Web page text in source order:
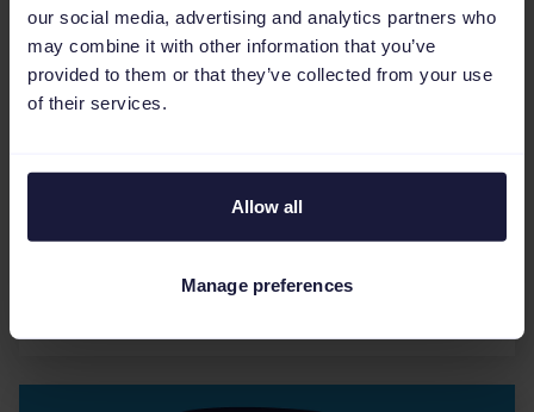
our social media, advertising and analytics partners who
may combine it with other information that you’ve
provided to them or that they’ve collected from your use
of their services.
Allow all
Manage preferences
Secteur e-commerce
Mode & E-commerce : 5 conseils
visibilité en ligne
en ligne. Si cette nette augmentation du